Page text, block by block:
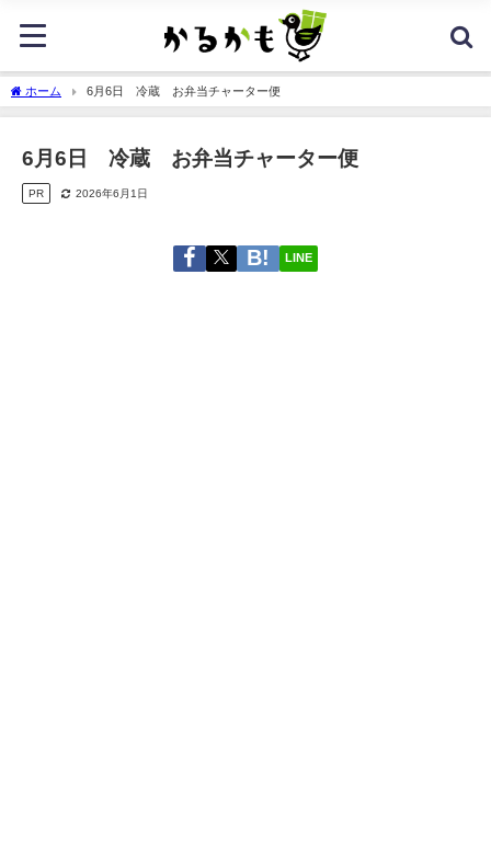
ホーム 6月6日 冷蔵 お弁当チャーター便
6月6日 冷蔵 お弁当チャーター便
PR 2026年6月1日
LINE